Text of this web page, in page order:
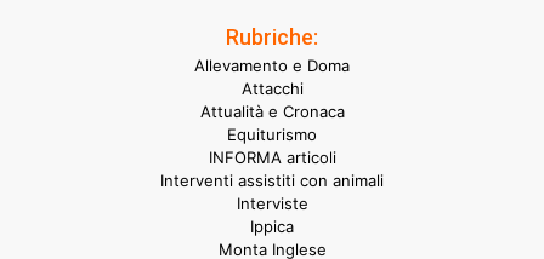
Rubriche:
Allevamento e Doma
Attacchi
Attualità e Cronaca
Equiturismo
INFORMA articoli
Interventi assistiti con animali
Interviste
Ippica
Monta Inglese